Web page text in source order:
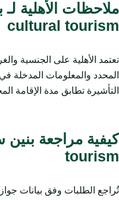
ملاحظات الأهلية
cultural tourism
تعتمد الأهلية على الجنسية
المحدد والمعلومات المدخلة
التأشيرة تطابق مدة الإقامة
tourism
تُراجع الطلبات وفق بيانات